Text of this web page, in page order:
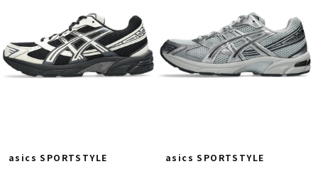
asics SPORTSTYLE asics SPORTSTYLE